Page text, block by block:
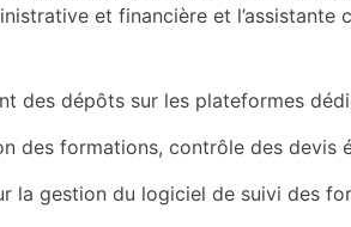
et financière et l’assistante
des dépôts sur les plateformes
des formations, contrôle des devis
la gestion du logiciel de suivi des